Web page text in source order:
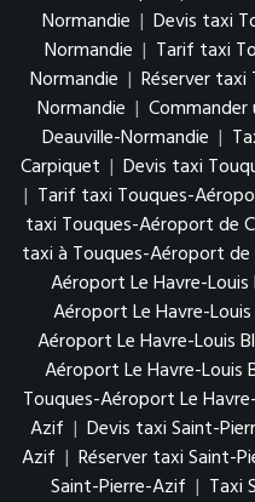
Normandie | Devis taxi
Normandie | Tarif taxi
Normandie | Réserver
Normandie |
Deauville-Normandie |
Carpiquet | Devis taxi
| Tarif taxi Touques-
taxi Touques-Aéroport de
taxi à Touques-Aéroport de
Aéroport Le Havre-
Aéroport Le Havre-
Aéroport Le Havre-Louis
Aéroport Le Havre-Louis
Touques-Aéroport Le
Azif | Devis taxi Saint-
Azif | Réserver taxi Saint-
Saint-Pierre-Azif | Taxi